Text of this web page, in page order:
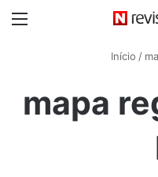
Início /
mapa